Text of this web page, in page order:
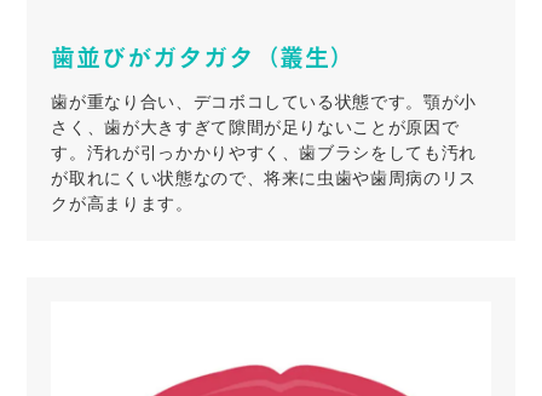
歯並びがガタガタ（叢生）
歯が重なり合い、デコボコしている状態です。顎が小
さく、歯が大きすぎて隙間が足りないことが原因で
す。汚れが引っかかりやすく、歯ブラシをしても汚れ
が取れにくい状態なので、将来に虫歯や歯周病のリス
クが高まります。